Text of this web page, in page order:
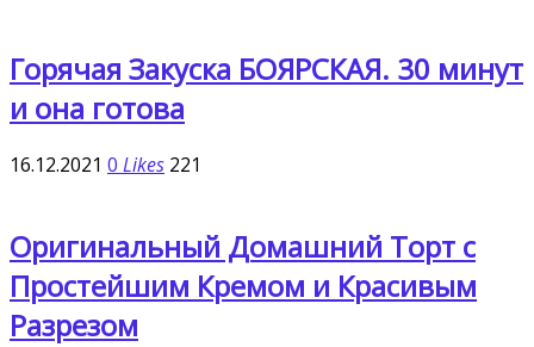
Горячая Закуска БОЯРСКАЯ. 30 минут
и она готова
16.12.2021 0 Likes 221
Оригинальный Домашний Торт с
Простейшим Кремом и Красивым
Разрезом